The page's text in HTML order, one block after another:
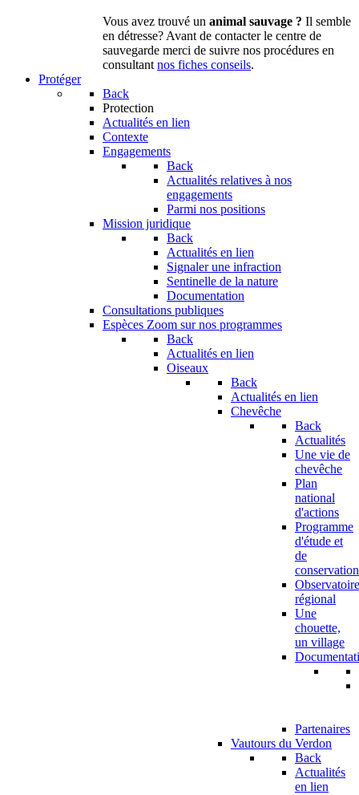
Vous avez trouvé un animal sauvage ? Il semble
en détresse? Avant de contacter le centre de
sauvegarde merci de suivre nos procédures en
consultantnos fiches conseils.
Protéger
Back
Protection
Actualités en lien
Contexte
Engagements
Back
Actualités relatives à nos
engagements
Parmi nos positions
Mission juridique
Back
Actualités en lien
Signaler une infraction
Sentinelle de la nature
Documentation
Consultations publiques
Espèces Zoom sur nos programmes
Back
Actualités en lien
Oiseaux
Back
Actualités en lien
Chevêche
Back
Actualités
Une vie de
chevêche
Plan
national
d'actions
Programme
d'étude et
de
conservation
Observatoire
régional
Une
chouette,
un village
Partenaires
Vautours du Verdon
Back
Actualités
en lien